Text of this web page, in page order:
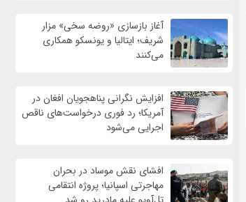
آغاز بازسازی «روضه سخی» مزار
شریف؛ ایتالیا و یونسکو همکاری
می‌کنند
افزایش نگرانی پناهجویان افغان در
آمریکا؛ رد فوری درخواست‌های ناقص
اجرایی می‌شود
افشای نقش موساد در بحران
مهاجرتی اسپانیا؛ پروژه انتقامی